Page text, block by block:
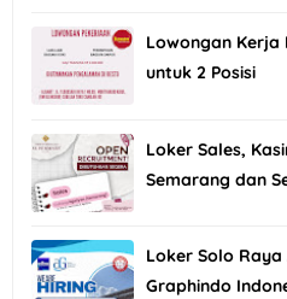
Lowongan Kerja
untuk 2 Posisi
Loker Sales,
Semarang dan
Loker Solo Raya
Graphindo